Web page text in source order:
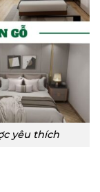
yêu thích